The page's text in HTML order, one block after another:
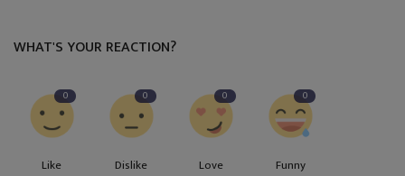
WHAT'S YOUR REACTION?
0
Like
0
Dislike
0
Love
0
Funny